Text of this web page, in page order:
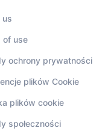
us
of use
ochrony prywatności
plików Cookie
plików cookie
społeczności